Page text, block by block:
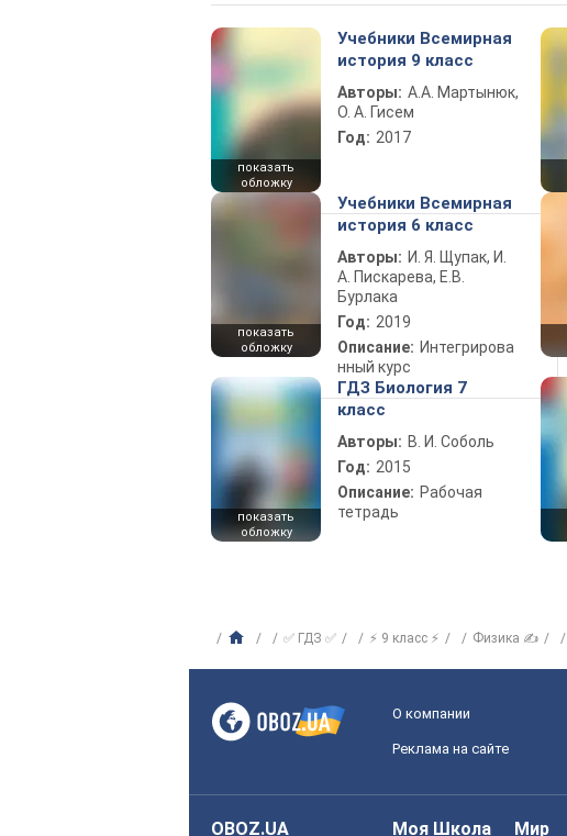
показать
обложку
Учебники Всемирная
история 9 класс
Авторы: А.А. Мартынюк,
О. А. Гисем
Год: 2017
показать
обложку
Учебники Всемирная
история 6 класс
Авторы: И. Я. Щупак, И.
А. Пискарева, Е.В.
Бурлака
Год: 2019
Описание: Интегрирова
нный курс
показать
обложку
ГДЗ Биология 7
класс
Авторы: В. И. Соболь
Год: 2015
Описание: Рабочая
тетрадь
✅ ГДЗ ✅ ⚡ 9 класс ⚡ Физика ✍
О компании
Реклама на сайте
OBOZ.UA Моя Школа Мир